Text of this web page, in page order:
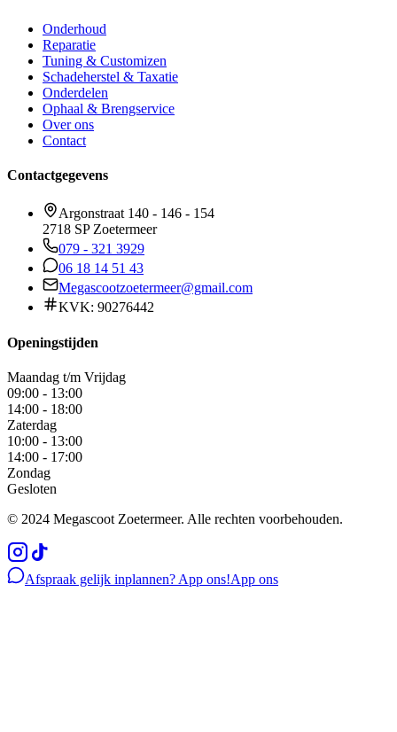
Onderhoud
Reparatie
Tuning & Customizen
Schadeherstel & Taxatie
Onderdelen
Ophaal & Brengservice
Over ons
Contact
Contactgegevens
Argonstraat 140 - 146 - 154
2718 SP Zoetermeer
079 - 321 3929
06 18 14 51 43
Megascootzoetermeer@gmail.com
KVK: 90276442
Openingstijden
Maandag t/m Vrijdag
09:00 - 13:00
14:00 - 18:00
Zaterdag
10:00 - 13:00
14:00 - 17:00
Zondag
Gesloten
© 2024 Megascoot Zoetermeer. Alle rechten voorbehouden.
Afspraak gelijk inplannen? App ons!App ons